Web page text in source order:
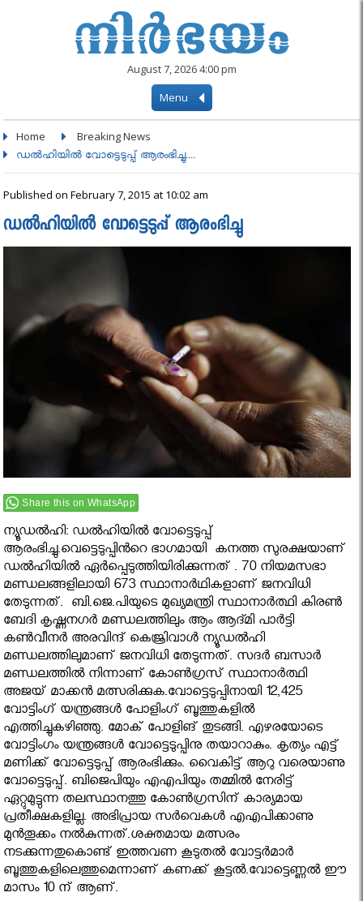
August 7, 2026 4:00 pm
Menu
Home Breaking News
ഡല്‍ഹിയില്‍ വോട്ടെടുപ്പ് ആരംഭിച്ചു....
Published on February 7, 2015 at 10:02 am
ഡല്‍ഹിയില്‍ വോട്ടെടുപ്പ് ആരംഭിച്ചു
Share this on WhatsApp
ന്യൂഡല്‍ഹി: ഡൽഹിയിൽ വോട്ടെടുപ്പ്
ആരംഭിച്ചു.വെട്ടെടുപ്പിൻറെ ഭാഗമായി കനത്ത സുരക്ഷയാണ്
ഡൽഹിയിൽ ഏർപ്പെടുത്തിയിരിക്കുന്നത് . 70 നിയമസഭാ
മണ്ഡലങ്ങളിലായി 673 സ്ഥാനാര്‍ഥികളാണ് ജനവിധി
തേടുന്നത്. ബി.ജെ.പിയുടെ മുഖ്യമന്ത്രി സ്ഥാനാര്‍ത്ഥി കിരണ്‍
ബേദി കൃഷ്ണനഗര്‍ മണ്ഡലത്തിലും ആം ആദ്മി പാര്‍ട്ടി
കണ്‍വീനര്‍ അരവിന്ദ് കെജ്രിവാള്‍ ന്യൂഡല്‍ഹി
മണ്ഡലത്തിലുമാണ് ജനവിധി തേടുന്നത്. സദര്‍ ബസാര്‍
മണ്ഡലത്തില്‍ നിന്നാണ് കോണ്‍ഗ്രസ് സ്ഥാനാര്‍ത്ഥി
അജയ് മാക്കന്‍ മത്സരിക്കുക.വോട്ടെടുപ്പിനായി 12,425
വോട്ടിംഗ് യന്ത്രങ്ങള്‍ പോളിംഗ് ബൂത്തുകളില്‍
എത്തിച്ചുകഴിഞ്ഞു. മോക് പോളിങ് തുടങ്ങി. എഴരയോടെ
വോട്ടിംഗം യന്ത്രങ്ങള്‍ വോട്ടെടുപ്പിനു തയാറാകും. കൃത്യം എട്ട്
മണിക്ക് വോട്ടെടുപ്പ് ആരംഭിക്കും. വൈകിട്ട് ആറു വരെയാണു
വോട്ടെടുപ്പ്. ബിജെപിയും എഎപിയും തമ്മില്‍ നേരിട്ട്
ഏറ്റുമുട്ടുന്ന തലസ്ഥാനത്തു കോണ്‍ഗ്രസിന് കാര്യമായ
പ്രതീക്ഷകളില്ല. അഭിപ്രായ സര്‍വെകള്‍ എഎപിക്കാണു
മുന്‍തൂക്കം നല്‍കുന്നത്.ശക്തമായ മത്സരം
നടക്കുന്നതുകൊണ്ട് ഇത്തവണ കൂടുതല്‍ വോട്ടര്‍മാര്‍
ബൂത്തുകളിലെത്തുമെന്നാണ് കണക്ക് കൂട്ടല്‍.വോട്ടെണ്ണൽ ഈ
മാസം 10 ന് ആണ്.